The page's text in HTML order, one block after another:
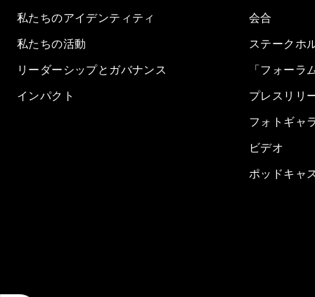
私たちのアイデンティティ
私たちの活動
リーダーシップとガバナンス
インパクト
会合
ステークホ
「フォーラ
プレスリリ
フォトギャ
ビデオ
ポッドキャ